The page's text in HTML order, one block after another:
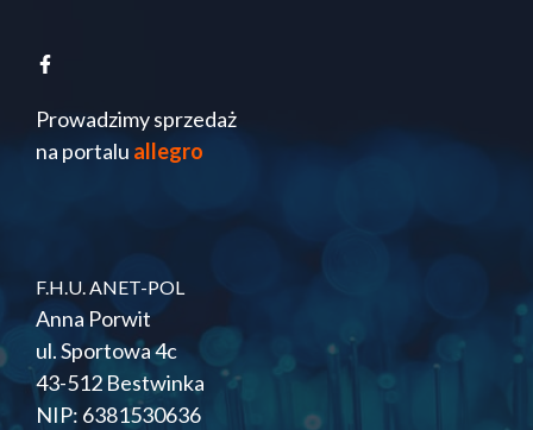
Prowadzimy sprzedaż
na portalu allegro
F.H.U. ANET-POL
Anna Porwit
ul. Sportowa 4c
43-512 Bestwinka
NIP: 6381530636